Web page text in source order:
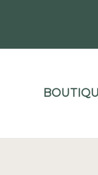
contenu